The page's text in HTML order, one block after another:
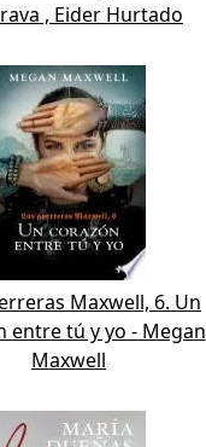
, Eider Hurtado
Maxwell, 6. Un
entre tú y yo - Megan
Maxwell